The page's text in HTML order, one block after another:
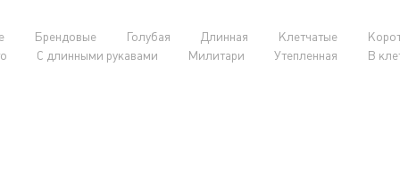
Брендовые Голубая Длинная Клетчатые
С длинными рукавами Милитари Утепленная В